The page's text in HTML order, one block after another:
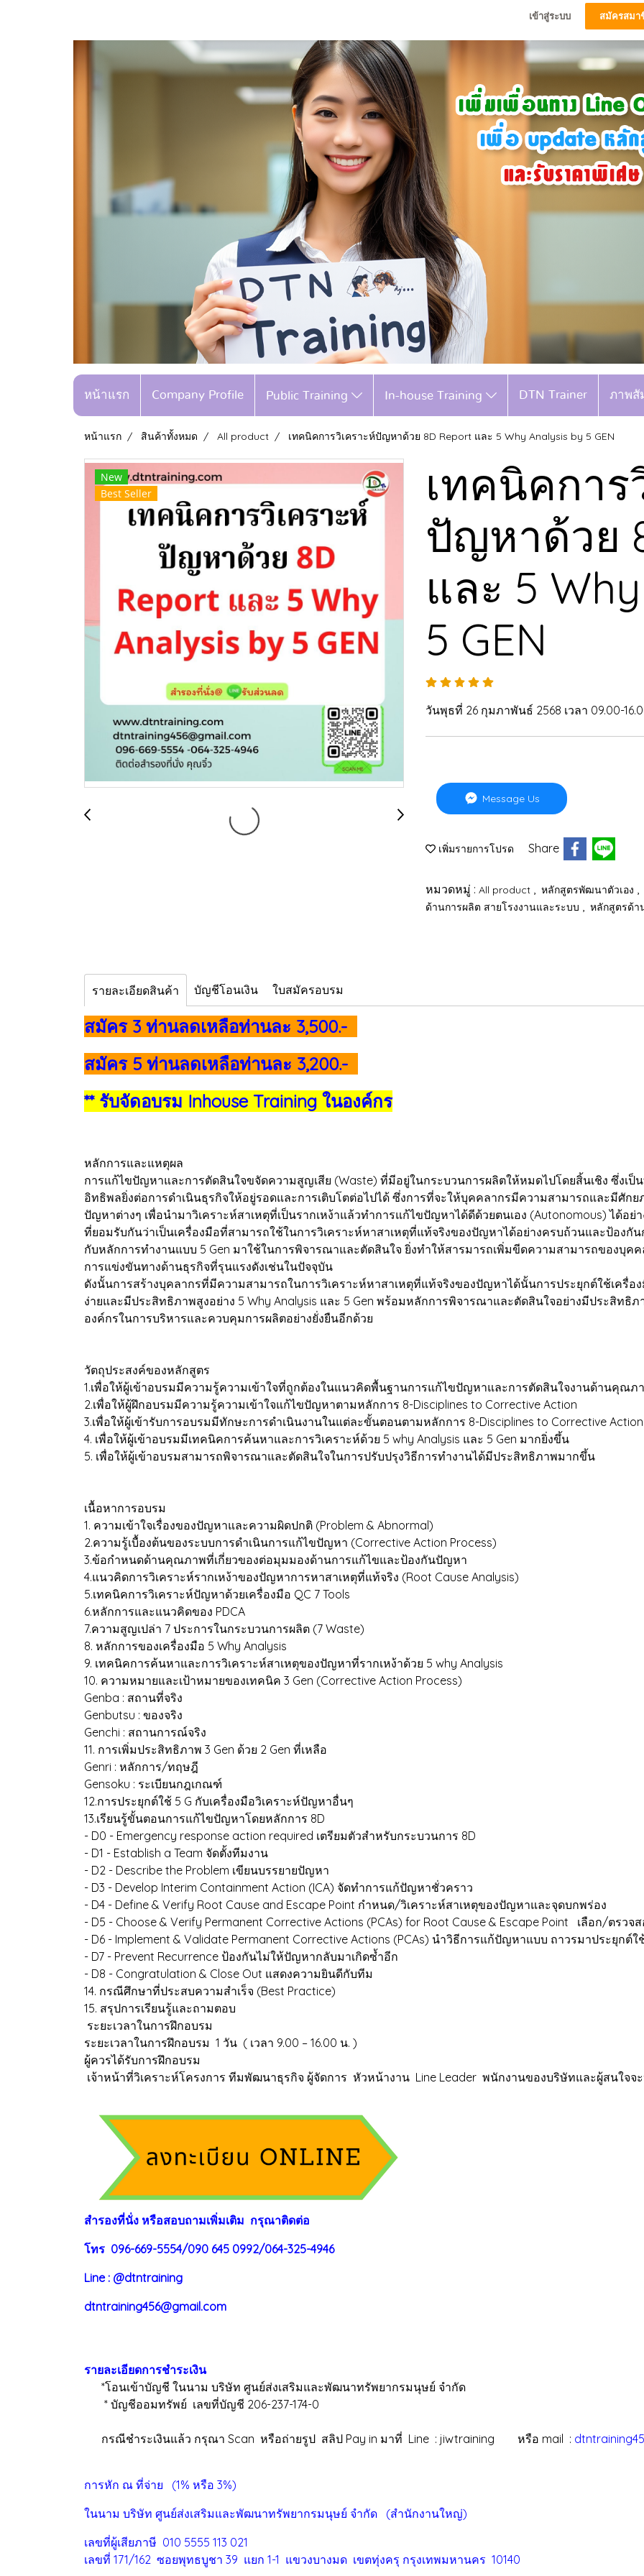
เข้าสู่ระบบ สมัครสมา
หน้าแรก Company Profile Public Training In-house Training DTN Trainer ภาพสั
หน้าแรก สินค้าทั้งหมด All product เทคนิคการวิเคราะห์ปัญหาด้วย 8D Report และ 5 Why Analysis by 5 GEN
New
Best Seller
เทคนิคการ
ปัญหาด้วย
และ 5
5 GEN
วันพุธที่ 26 กุมภาพันธ์ 2568 เวลา 09.00-
Message Us
เพิ่มรายการโปรด Share
หมวดหมู่ : All product หลักสูตรพัฒนาตัวเอง
ด้านการผลิต สายโรงงานและระบบ
หลักสูตรด้า
รายละเอียดสินค้า บัญชีโอนเงิน ใบสมัครอบรม
สมัคร 3 ท่านลดเหลือท่านละ 3,500.-
สมัคร 5 ท่านลดเหลือท่านละ 3,200.-
** รับจัดอบรม Inhouse Training ในองค์กร
หลักการและแหตุผล
การแก้ไขปัญหาและการตัดสินใจขจัดความสูญเสีย (Waste) ที่มีอยู่ในกระบวนการผลิตให้หมดไปโดยสิ้นเชิง ซึ่ง
อิทธิพลยิ่งต่อการดำเนินธุรกิจให้อยู่รอดและการเติบโตต่อไปได้ ซึ่งการที่จะให้บุคคลากรมีความสามารถและมีศัก
ปัญหาต่างๆ เพื่อนำมาวิเคราะห์สาเหตุที่เป็นรากเหง้าแล้วทำการแก้ไขปัญหาได้ดีด้วยตนเอง (Autonomous) ได้อ
ที่ยอมรับกันว่าเป็นเครื่องมือที่สามารถใช้ในการวิเคราะห์หาสาเหตุที่แท้จริงของปัญหาได้อย่างครบถ้วนและป้องกั
กับหลักการทำงานแบบ 5 Gen มาใช้ในการพิจารณาและตัดสินใจ ยิ่งทำให้สารมารถเพิ่มขีดความสามารถของบุคค
การแข่งขันทางด้านธุรกิจที่รุนแรงดังเช่นในปัจจุบัน
ดังนั้นการสร้างบุคลากรที่มีความสามารถในการวิเคราะห์หาสาเหตุที่แท้จริงของปัญหาได้นั้นการประยุกต์ใช้เครื่อ
ง่ายและมีประสิทธิภาพสูงอย่าง 5 Why Analysis และ 5 Gen พร้อมหลักการพิจารณาและตัดสินใจอย่างมีประสิทธิ
องค์กรในการบริหารและควบคุมการผลิตอย่างยั่งยืนอีกด้วย
วัตถุประสงค์ของหลักสูตร
1.เพื่อให้ผู้เข้าอบรมมีความรู้ความเข้าใจที่ถูกต้องในแนวคิดพื้นฐานการแก้ไขปัญหาและการตัดสินใจงานด้านคุณภ
2.เพื่อให้ผู้ฝึกอบรมมีความรู้ความเข้าใจแก้ไขปัญหาตามหลักการ 8-Disciplines to Corrective Action
3.เพื่อให้ผู้เข้ารับการอบรมมีทักษะการดำเนินงานในแต่ละขั้นตอนตามหลักการ 8-Disciplines to Corrective Action
4. เพื่อให้ผู้เข้าอบรมมีเทคนิคการค้นหาและการวิเคราะห์ด้วย 5 why Analysis และ 5 Gen มากยิ่งขึ้น
5. เพื่อให้ผู้เข้าอบรมสามารถพิจารณาและตัดสินใจในการปรับปรุงวิธีการทำงานได้มีประสิทธิภาพมากขึ้น
เนื้อหาการอบรม
1. ความเข้าใจเรื่องของปัญหาและความผิดปกติ (Problem & Abnormal)
2.ความรู้เบื้องต้นของระบบการดำเนินการแก้ไขปัญหา (Corrective Action Process)
3.ข้อกำหนดด้านคุณภาพที่เกี่ยวของต่อมุมมองด้านการแก้ไขและป้องกันปัญหา
4.แนวคิดการวิเคราะห์รากเหง้าของปัญหาการหาสาเหตุที่แท้จริง (Root Cause Analysis)
5.เทคนิคการวิเคราะห์ปัญหาด้วยเครื่องมือ QC 7 Tools
6.หลักการและแนวคิดของ PDCA
7.ความสูญเปล่า 7 ประการในกระบวนการผลิต (7 Waste)
8. หลักการของเครื่องมือ 5 Why Analysis
9. เทคนิคการค้นหาและการวิเคราะห์สาเหตุของปัญหาที่รากเหง้าด้วย 5 why Analysis
10. ความหมายและเป้าหมายของเทคนิค 3 Gen (Corrective Action Process)
Genba : สถานที่จริง
Genbutsu : ของจริง
Genchi : สถานการณ์จริง
11. การเพิ่มประสิทธิภาพ 3 Gen ด้วย 2 Gen ที่เหลือ
Genri : หลักการ/ทฤษฎี
Gensoku : ระเบียนกฎเกณฑ์
12.การประยุกต์ใช้ 5 G กับเครื่องมือวิเคราะห์ปัญหาอื่นๆ
13.เรียนรู้ขั้นตอนการแก้ไขปัญหาโดยหลักการ 8D
- D0 - Emergency response action required เตรียมตัวสำหรับกระบวนการ 8D
- D1 - Establish a Team จัดตั้งทีมงาน
- D2 - Describe the Problem เขียนบรรยายปัญหา
- D3 - Develop Interim Containment Action (ICA) จัดทำการแก้ปัญหาชั่วคราว
- D4 - Define & Verify Root Cause and Escape Point กำหนด/วิเคราะห์สาเหตุของปัญหาและจุดบกพร่อง
- D5 - Choose & Verify Permanent Corrective Actions (PCAs) for Root Cause & Escape Point เลือก/ตรว
- D6 - Implement & Validate Permanent Corrective Actions (PCAs) นำวิธีการแก้ปัญหาแบบ ถาวรมาประยุกต์
- D7 - Prevent Recurrence ป้องกันไม่ให้ปัญหากลับมาเกิดซ้ำอีก
- D8 - Congratulation & Close Out แสดงความยินดีกับทีม
14. กรณีศึกษาที่ประสบความสำเร็จ (Best Practice)
15. สรุปการเรียนรู้และถามตอบ
ระยะเวลาในการฝึกอบรม
ระยะเวลาในการฝึกอบรม 1 วัน ( เวลา 9.00 – 16.00 น. )
ผู้ควรได้รับการฝึกอบรม
เจ้าหน้าที่วิเคราะห์โครงการ ทีมพัฒนาธุรกิจ ผู้จัดการ หัวหน้างาน Line Leader พนักงานของบริษัทและผู้สนใจจ
สำรองที่นั่ง หรือสอบถามเพิ่มเติม กรุณาติดต่อ
โทร 096-669-5554/090 645 0992/064-325-4946
Line : @dtntraining
dtntraining456@gmail.com
รายละเอียดการชำระเงิน
*โอนเข้าบัญชี ในนาม บริษัท ศูนย์ส่งเสริมและพัฒนาทรัพยากรมนุษย์ จำกัด
* บัญชีออมทรัพย์ เลขที่บัญชี 206-237-174-0
กรณีชำระเงินแล้ว กรุณา Scan หรือถ่ายรูป สลิป Pay in มาที่ Line : jiwtraining หรือ mail :
การหัก ณ ที่จ่าย (1% หรือ 3%)
ในนาม บริษัท ศูนย์ส่งเสริมและพัฒนาทรัพยากรมนุษย์ จำกัด (สำนักงานใหญ่)
เลขที่ผู้เสียภาษี 010 5555 113 021
เลขที่ 171/162 ซอยพุทธบูชา 39 แยก 1-1 แขวงบางมด เขตทุ่งครุ กรุงเทพมหานคร 10140